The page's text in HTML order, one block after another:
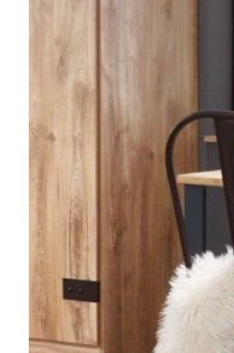
Markenwelt
Letz-
Deals